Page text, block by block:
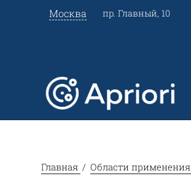
Москва пр. Главный, 10
Главная Области применения